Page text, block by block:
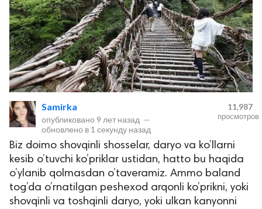
Samirka
опубликовано 9 лет назад —
обновлено в 1 секунду назад
11,987
просмотров
Biz doimo shovqinli shosselar, daryo va ko’llarni
kesib o’tuvchi ko’priklar ustidan, hatto bu haqida
o’ylanib qolmasdan o’taveramiz. Ammo baland
tog’da o’rnatilgan peshexod arqonli ko’prikni, yoki
shovqinli va toshqinli daryo, yoki ulkan kanyonni